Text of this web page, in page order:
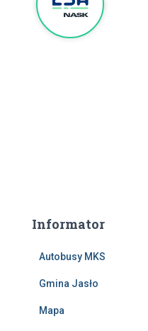
Informator
Autobusy MKS
Gmina Jasło
Mapa